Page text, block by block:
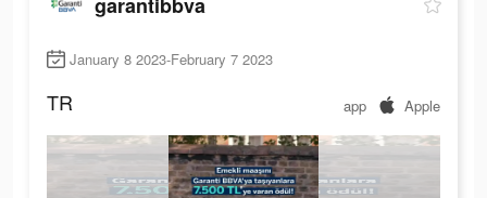
January 8 2023-February 7 2023
TR app Apple